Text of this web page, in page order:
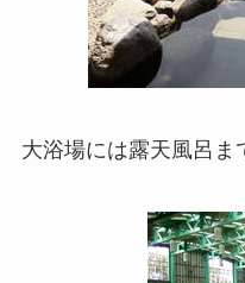
大浴場には露天風呂ま